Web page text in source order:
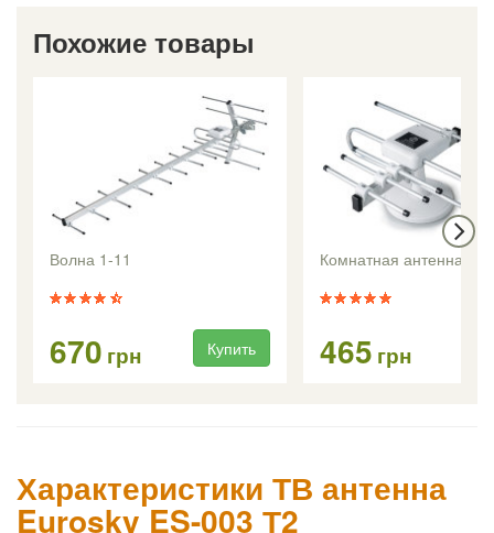
Похожие товары
Волна 1-11
670 грн Купить
Комнатная антенна
465 грн
Характеристики ТВ антенна
Eurosky ES-003 Т2